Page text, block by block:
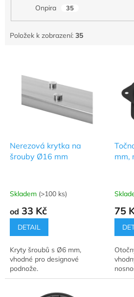
Onpira 35
Položek k zobrazení: 35
Nerezová krytka na
šrouby Ø16 mm
Průměrné
produktu
5,0
5
hvězdiček.
Skladem (>100 ks)
od 33 Kč
DETAIL
Kryty šroubů s Ø6 mm,
vhodné pro designové
podnože.
mm,
5,0
5
75